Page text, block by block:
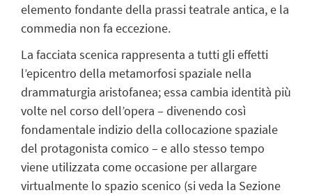
elemento fondante della prassi teatrale antica, e la
commedia non fa eccezione.
La facciata scenica rappresenta a tutti gli effetti
l’epicentro della metamorfosi spaziale nella
drammaturgia aristofanea; essa cambia identità più
volte nel corso dell’opera – divenendo così
fondamentale indizio della collocazione spaziale
del protagonista comico – e allo stesso tempo
viene utilizzata come occasione per allargare
virtualmente lo spazio scenico (si veda la Sezione